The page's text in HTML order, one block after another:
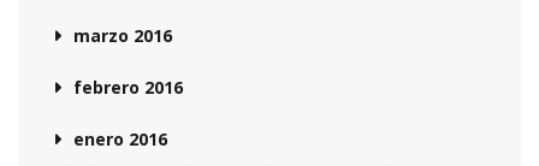
marzo 2016
febrero 2016
enero 2016